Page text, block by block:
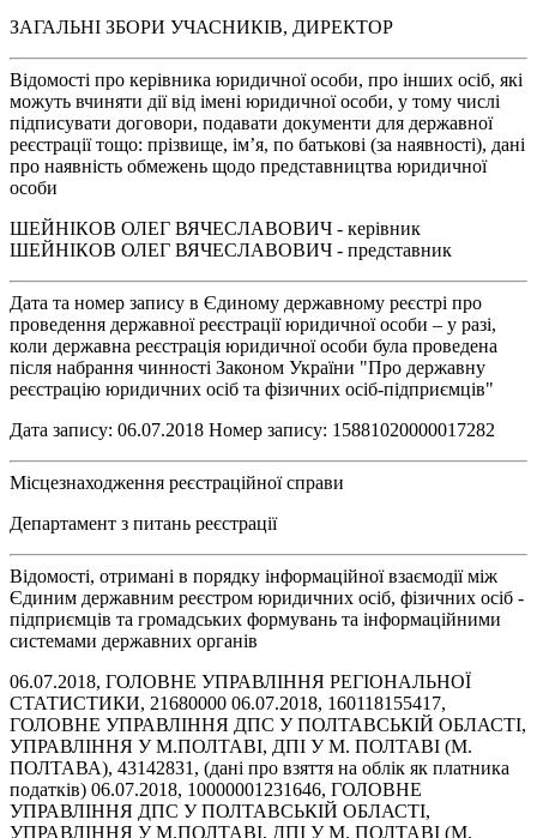
ЗАГАЛЬНІ ЗБОРИ УЧАСНИКІВ, ДИРЕКТОР
Відомості про керівника юридичної особи, про інших осіб, які
можуть вчиняти дії від імені юридичної особи, у тому числі
підписувати договори, подавати документи для державної
реєстрації тощо: прізвище, ім’я, по батькові (за наявності), дані
про наявність обмежень щодо представництва юридичної
особи
ШЕЙНІКОВ ОЛЕГ ВЯЧЕСЛАВОВИЧ - керівник
ШЕЙНІКОВ ОЛЕГ ВЯЧЕСЛАВОВИЧ - представник
Дата та номер запису в Єдиному державному реєстрі про
проведення державної реєстрації юридичної особи – у разі,
коли державна реєстрація юридичної особи була проведена
після набрання чинності Законом України "Про державну
реєстрацію юридичних осіб та фізичних осіб-підприємців"
Дата запису: 06.07.2018 Номер запису: 15881020000017282
Місцезнаходження реєстраційної справи
Департамент з питань реєстрації
Відомості, отримані в порядку інформаційної взаємодії між
Єдиним державним реєстром юридичних осіб, фізичних осіб -
підприємців та громадських формувань та інформаційними
системами державних органів
06.07.2018, ГОЛОВНЕ УПРАВЛІННЯ РЕГІОНАЛЬНОЇ
СТАТИСТИКИ, 21680000 06.07.2018, 160118155417,
ГОЛОВНЕ УПРАВЛІННЯ ДПС У ПОЛТАВСЬКІЙ ОБЛАСТІ,
УПРАВЛІННЯ У М.ПОЛТАВІ, ДПІ У М. ПОЛТАВІ (М.
ПОЛТАВА), 43142831, (дані про взяття на облік як платника
податків) 06.07.2018, 10000001231646, ГОЛОВНЕ
УПРАВЛІННЯ ДПС У ПОЛТАВСЬКІЙ ОБЛАСТІ,
УПРАВЛІННЯ У М.ПОЛТАВІ, ДПІ У М. ПОЛТАВІ (М.